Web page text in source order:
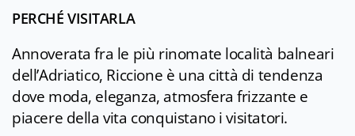
PERCHÉ VISITARLA
Annoverata fra le più rinomate località balneari
dell’Adriatico, Riccione è una città di tendenza
dove moda, eleganza, atmosfera frizzante e
piacere della vita conquistano i visitatori.